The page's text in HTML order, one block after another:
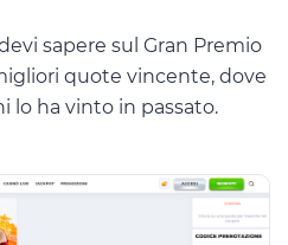
sapere sul Gran Premio
quote vincente, dove
lo ha vinto in passato.